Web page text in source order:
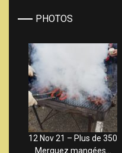
PHOTOS
12 Nov 21 – Plus de 350
Merguez mangées…